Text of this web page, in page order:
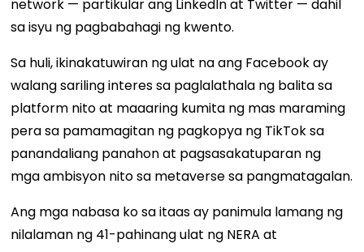
network — partikular ang LinkedIn at Twitter — dahil
sa isyu ng pagbabahagi ng kwento.
Sa huli, ikinakatuwiran ng ulat na ang Facebook ay
walang sariling interes sa paglalathala ng balita sa
platform nito at maaaring kumita ng mas maraming
pera sa pamamagitan ng pagkopya ng TikTok sa
panandaliang panahon at pagsasakatuparan ng
mga ambisyon nito sa metaverse sa pangmatagalan.
Ang mga nabasa ko sa itaas ay panimula lamang ng
nilalaman ng 41-pahinang ulat ng NERA at